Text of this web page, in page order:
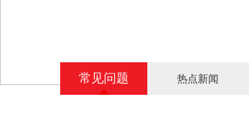
常见问题 热点新闻